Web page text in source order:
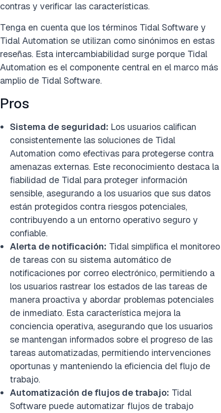
contras y verificar las características.
Tenga en cuenta que los términos Tidal Software y
Tidal Automation se utilizan como sinónimos en estas
reseñas. Esta intercambiabilidad surge porque Tidal
Automation es el componente central en el marco más
amplio de Tidal Software.
Pros
Sistema de seguridad: Los usuarios califican
consistentemente las soluciones de Tidal
Automation como efectivas para protegerse contra
amenazas externas. Este reconocimiento destaca la
fiabilidad de Tidal para proteger información
sensible, asegurando a los usuarios que sus datos
están protegidos contra riesgos potenciales,
contribuyendo a un entorno operativo seguro y
confiable.
Alerta de notificación: Tidal simplifica el monitoreo
de tareas con su sistema automático de
notificaciones por correo electrónico, permitiendo a
los usuarios rastrear los estados de las tareas de
manera proactiva y abordar problemas potenciales
de inmediato. Esta característica mejora la
conciencia operativa, asegurando que los usuarios
se mantengan informados sobre el progreso de las
tareas automatizadas, permitiendo intervenciones
oportunas y manteniendo la eficiencia del flujo de
trabajo.
Automatización de flujos de trabajo: Tidal
Software puede automatizar flujos de trabajo